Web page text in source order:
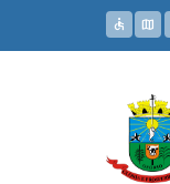
accessible map